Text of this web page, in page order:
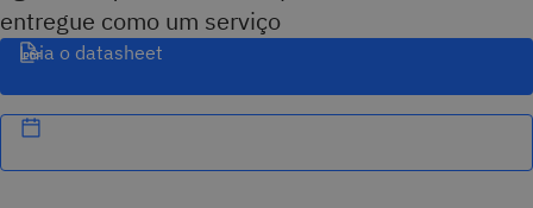
entregue como um serviço
Leia o datasheet